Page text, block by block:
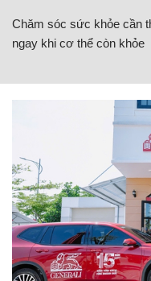
Chăm sóc sức khỏe cần
ngay khi cơ thể còn khỏe